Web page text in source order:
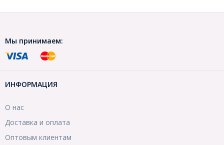
Мы принимаем:
ИНФОРМАЦИЯ
О нас
Доставка и оплата
Оптовым клиентам